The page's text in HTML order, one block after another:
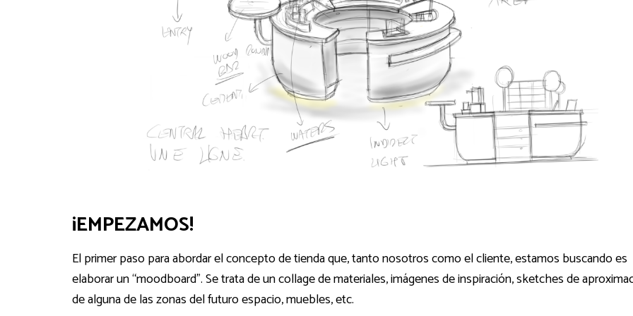
¡EMPEZAMOS!
El primer paso para abordar el concepto de tienda que, tanto nosotros como el cliente, estamos buscando es
elaborar un “moodboard”. Se trata de un collage de materiales, imágenes de inspiración, sketches de
de alguna de las zonas del futuro espacio, muebles, etc.